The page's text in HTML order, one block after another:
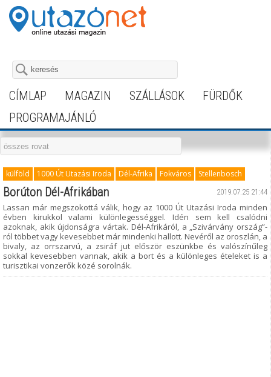
CÍMLAP MAGAZIN SZÁLLÁSOK
FÜRDŐK
PROGRAMAJÁNLÓ
külföld 1000 Út Utazási Iroda Dél-Afrika Fokváros Stellenbosch
2019.07.25 21:44
Borúton Dél-Afrikában
Lassan már megszokottá válik, hogy az 1000 Út Utazási Iroda minden
évben kirukkol valami különlegességgel. Idén sem kell csalódni
azoknak, akik újdonságra vártak. Dél-Afrikáról, a „Szivárvány ország”-
ról többet vagy kevesebbet már mindenki hallott. Nevéről az oroszlán, a
bivaly, az orrszarvú, a zsiráf jut először eszünkbe és valószínűleg
sokkal kevesebben vannak, akik a bort és a különleges ételeket is a
turisztikai vonzerők közé sorolnák.